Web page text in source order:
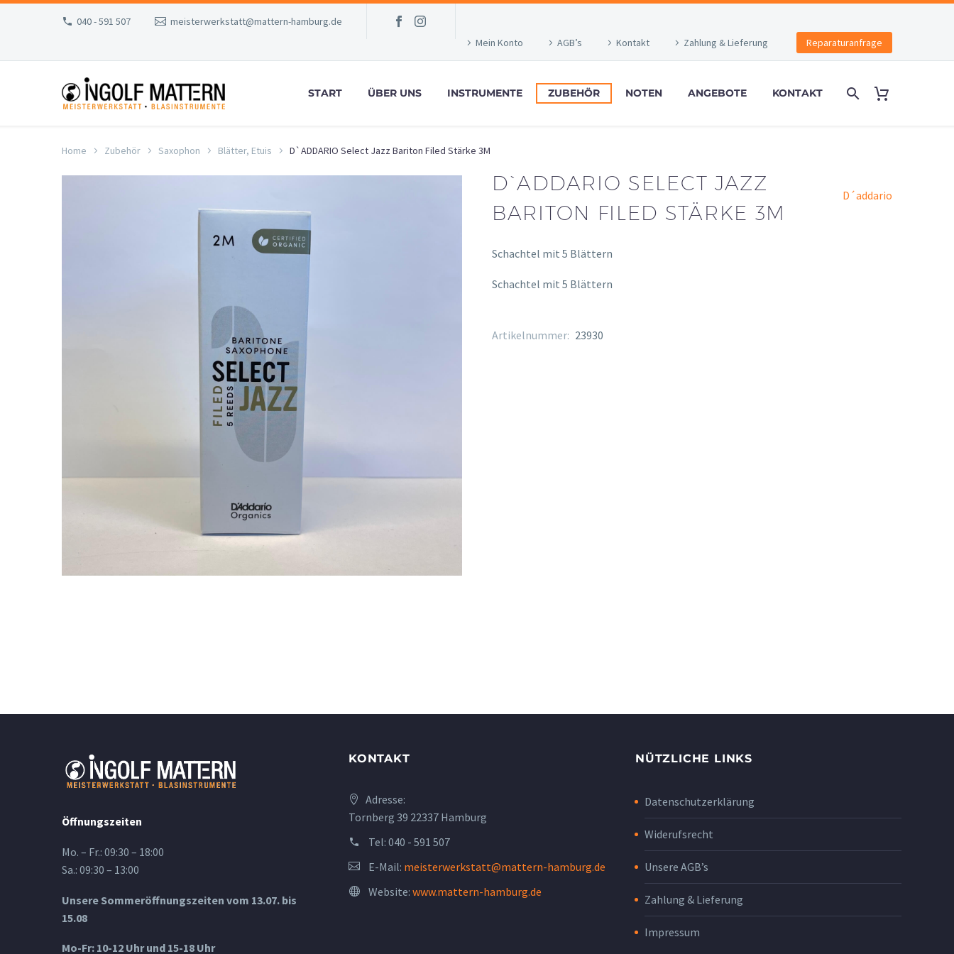
040 - 591 507
meisterwerkstatt@mattern-hamburg.de
Mein Konto
AGB’s Kontakt Zahlung & Lieferung Reparaturanfrage
START ÜBER UNS INSTRUMENTE ZUBEHÖR NOTEN ANGEBOTE KONTAKT
Home Zubehör Saxophon Blätter, Etuis D`ADDARIO Select Jazz Bariton Filed Stärke 3M
D`ADDARIO SELECT JAZZ
BARITON FILED STÄRKE 3M
D´addario
Schachtel mit 5 Blättern
Schachtel mit 5 Blättern
Artikelnummer: 23930
Öffnungszeiten
Mo. – Fr.: 09:30 – 18:00
Sa.: 09:30 – 13:00
Unsere Sommeröffnungszeiten vom 13.07. bis
15.08
Mo-Fr: 10-12 Uhr und 15-18 Uhr
KONTAKT
Adresse:
Tornberg 39 22337 Hamburg
Tel: 040 - 591 507
E-Mail: meisterwerkstatt@mattern-hamburg.de
Website: www.mattern-hamburg.de
NÜTZLICHE LINKS
Datenschutzerklärung
Widerufsrecht
Unsere AGB’s
Zahlung & Lieferung
Impressum